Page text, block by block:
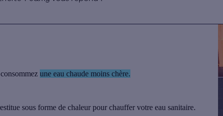
consommez une eau chaude moins chère.
sous forme de chaleur pour chauffer votre eau sanitaire.